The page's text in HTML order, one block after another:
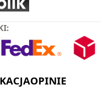
OPINIE